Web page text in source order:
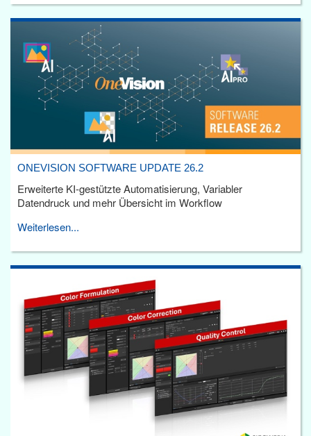
ONEVISION SOFTWARE UPDATE 26.2
Erweiterte KI-gestützte Automatisierung, Variabler
Datendruck und mehr Übersicht im Workflow
Weiterlesen...